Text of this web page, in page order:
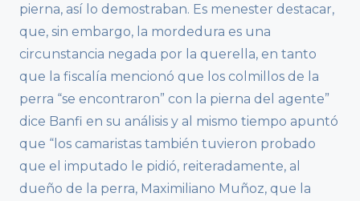
pierna, así lo demostraban. Es menester destacar,
que, sin embargo, la mordedura es una
circunstancia negada por la querella, en tanto
que la fiscalía mencionó que los colmillos de la
perra “se encontraron” con la pierna del agente”
dice Banfi en su análisis y al mismo tiempo apuntó
que “los camaristas también tuvieron probado
que el imputado le pidió, reiteradamente, al
dueño de la perra, Maximiliano Muñoz, que la